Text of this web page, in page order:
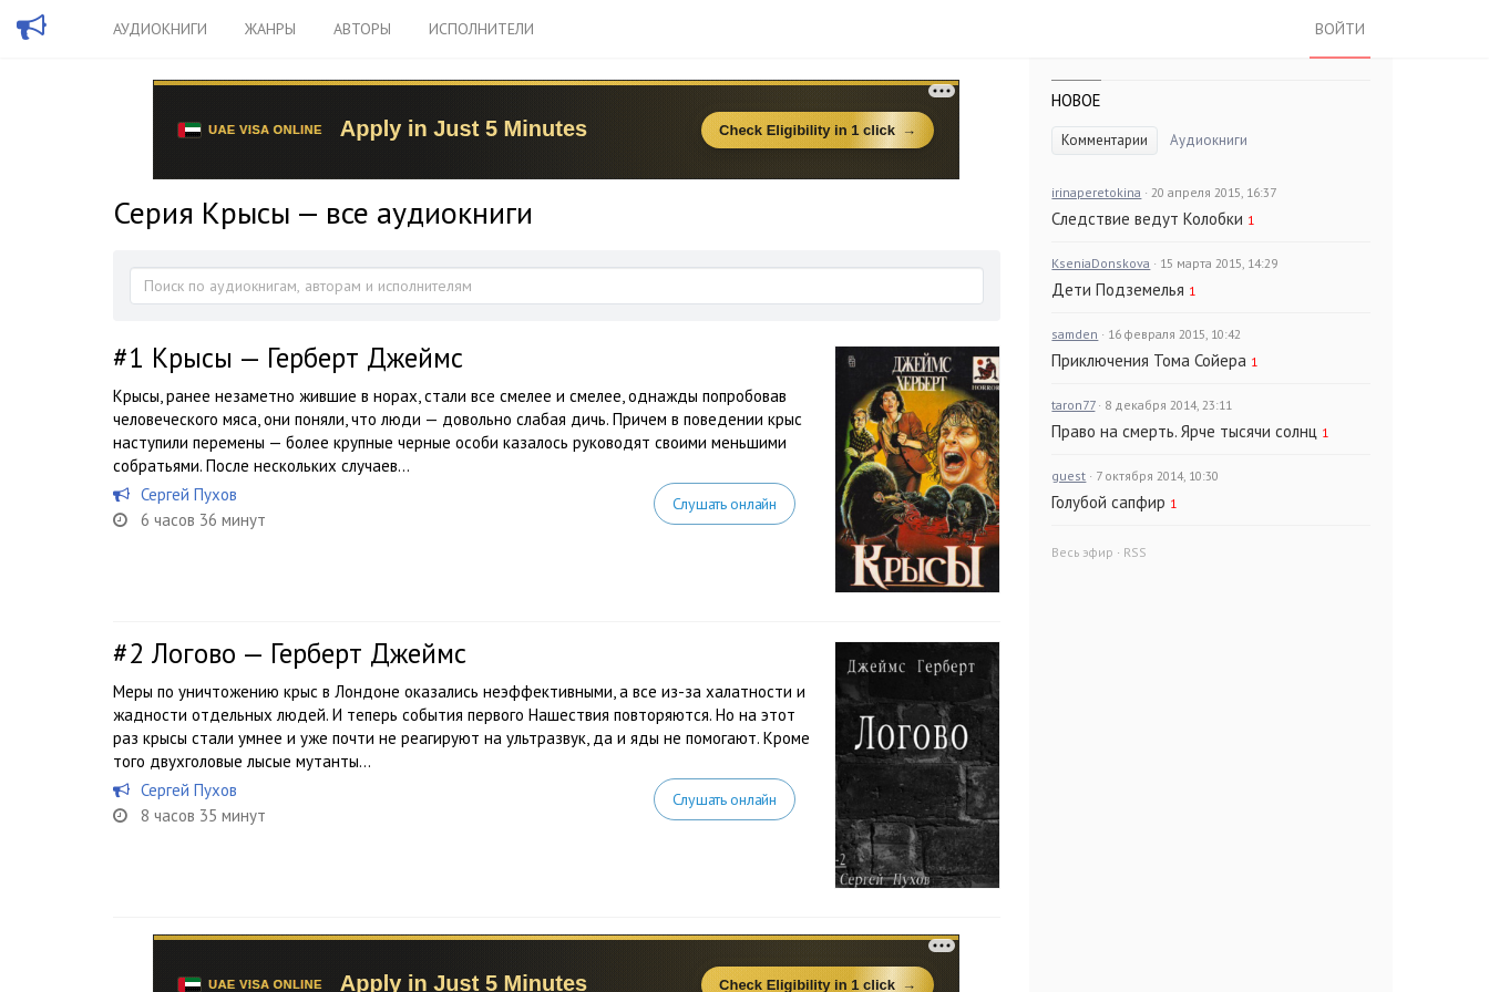
АУДИОКНИГИ ЖАНРЫ АВТОРЫ ИСПОЛНИТЕЛИ ВОЙТИ
Серия Крысы — все аудиокниги
#1 Крысы — Герберт Джеймс
Крысы, ранее незаметно жившие в норах, стали все смелее и смелее, однажды попробовав
человеческого мяса, они поняли, что люди — довольно слабая дичь. Причем в поведении крыс
наступили перемены — более крупные черные особи казалось руководят своими меньшими
собратьями. После нескольких случаев...
Сергей Пухов
6 часов 36 минут
Слушать онлайн
#2 Логово — Герберт Джеймс
Меры по уничтожению крыс в Лондоне оказались неэффективными, а все из-за халатности и
жадности отдельных людей. И теперь события первого Нашествия повторяются. Но на этот
раз крысы стали умнее и уже почти не реагируют на ультразвук, да и яды не помогают. Кроме
того двухголовые лысые мутанты...
Сергей Пухов
8 часов 35 минут
Слушать онлайн
НОВОЕ
Комментарии Аудиокниги
irinaperetokina · 20 апреля 2015, 16:37
Следствие ведут Колобки 1
KseniaDonskova · 15 марта 2015, 14:29
Дети Подземелья 1
samden · 16 февраля 2015, 10:42
Приключения Тома Сойера 1
taron77 · 8 декабря 2014, 23:11
Право на смерть. Ярче тысячи солнц 1
guest · 7 октября 2014, 10:30
Голубой сапфир 1
Весь эфир · RSS